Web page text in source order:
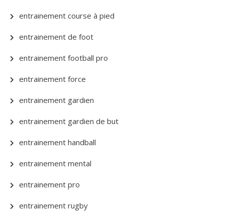
entrainement course à pied
entrainement de foot
entrainement football pro
entrainement force
entrainement gardien
entrainement gardien de but
entrainement handball
entrainement mental
entrainement pro
entrainement rugby